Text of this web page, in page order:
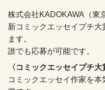
株式会社KADOKAWA（東
新コミックエッセイプチ
ます。
誰でも応募が可能です。
〈コミックエッセイプチ大
コミックエッセイ作家を